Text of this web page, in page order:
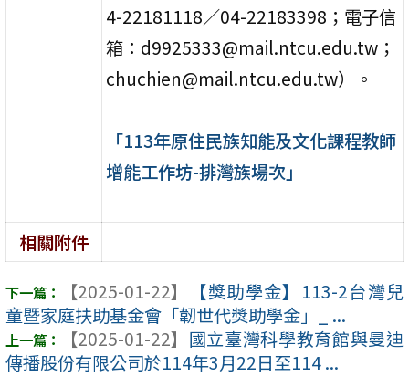
4-22181118／04-22183398；電子信
箱：d9925333@mail.ntcu.edu.tw；
chuchien@mail.ntcu.edu.tw）。
「113年原住民族知能及文化課程教師
增能工作坊-排灣族場次」
相關附件
【2025-01-22】
【獎助學金】113-2台灣兒
童暨家庭扶助基金會「韌世代獎助學金」_ ...
【2025-01-22】 國立臺灣科學教育館與曼迪
傳播股份有限公司於114年3月22日至114 ...